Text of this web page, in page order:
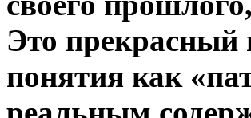
Это прекрасный
понятия как